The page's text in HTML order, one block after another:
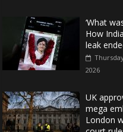
‘What
How
leak
2026
UK
mega
London